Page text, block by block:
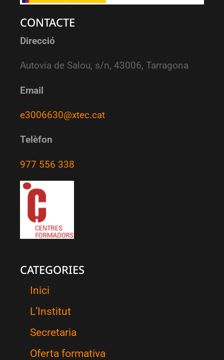
CONTACTE
Direcció
Autovia de Salou, s/n, 43006, Tarragona
Email
e3006630@xtec.cat
Telèfon
977 556 338
CATEGORIES
Inici
L’Institut
Secretaria
Oferta formativa